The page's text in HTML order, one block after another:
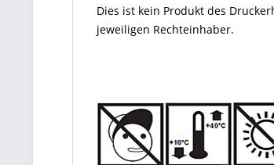
Dies ist kein Produkt des
jeweiligen Rechteinhaber.